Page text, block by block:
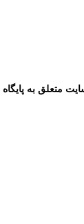
متعلق به